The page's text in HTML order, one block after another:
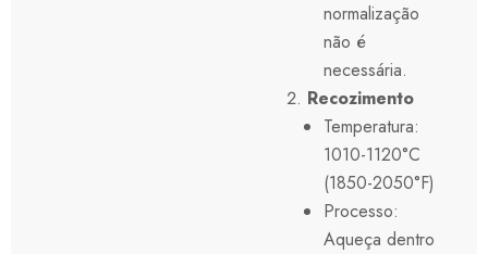
normalização
não é
necessária.
Recozimento
Temperatura:
1010-1120°C
(1850-2050°F)
Processo:
Aqueça dentro